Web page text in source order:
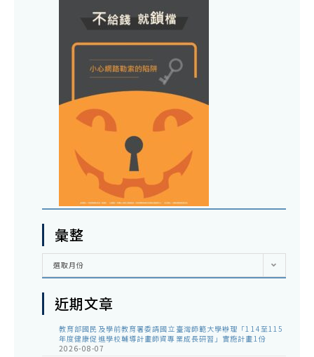
彙整
彙
選取月份
近期文章
教育部國民及學前教育署委請國立臺灣師範大學辦理「114至115
年度健康促進學校輔導計畫師資專業成長研習」實施計畫1份
2026-08-07